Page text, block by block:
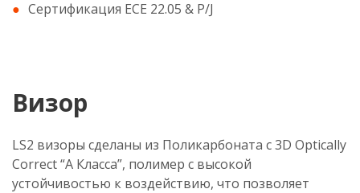
Сертификация ECE 22.05 & P/J
Визор
LS2 визоры сделаны из Поликарбоната с 3D Optically
Correct “А Класса”, полимер с высокой
устойчивостью к воздействию, что позволяет